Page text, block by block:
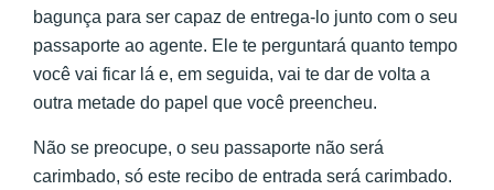
bagunça para ser capaz de entrega-lo junto com o seu
passaporte ao agente. Ele te perguntará quanto tempo
você vai ficar lá e, em seguida, vai te dar de volta a
outra metade do papel que você preencheu.
Não se preocupe, o seu passaporte não será
carimbado, só este recibo de entrada será carimbado.